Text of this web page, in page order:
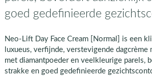
goed gedefinieerde
Neo-Lift Day Face Cream [Normal] is een
luxueus, verfijnde, verstevigende dagcrème
met diamantpoeder en veelkleurige parels,
strakke en goed gedefinieerde